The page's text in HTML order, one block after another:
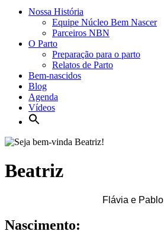
Nossa História
Equipe Núcleo Bem Nascer
Parceiros NBN
O Parto
Preparação para o parto
Relatos de Parto
Bem-nascidos
Blog
Agenda
Vídeos
Beatriz
Flávia e Pablo
Nascimento: